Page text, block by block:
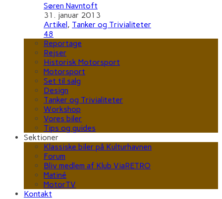
Søren Navntoft
31. januar 2013
Artikel, Tanker og Trivialiteter
48
Reportage
Rejser
Historisk Motorsport
Motorsport
Set til salg
Design
Tanker og Trivialiteter
Workshop
Vores biler
Tips og guides
Sektioner
Klassiske biler på Kulturhavnen
Forum
Bliv medlem af Klub ViaRETRO
Matiné
MotorTV
Kontakt